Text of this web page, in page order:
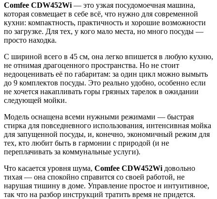
Comfee CDW452Wi — это узкая посудомоечная машина,
которая совмещает в себе всё, что нужно для современной
кухни: компактность, практичность и хорошие возможности
по загрузке. Для тех, у кого мало места, но много посуды —
просто находка.
С шириной всего в 45 см, она легко впишется в любую кухню,
не отнимая драгоценного пространства. Но не стоит
недооценивать её по габаритам: за один цикл можно вымыть
до 9 комплектов посуды. Это реально удобно, особенно если
не хочется накапливать горы грязных тарелок в ожидании
следующей мойки.
Модель оснащена всеми нужными режимами — быстрая
стирка для повседневного использования, интенсивная мойка
для запущенной посуды, и, конечно, экономичный режим для
тех, кто любит быть в гармонии с природой (и не
переплачивать за коммунальные услуги).
Что касается уровня шума, Comfee CDW452Wi довольно
тихая — она спокойно справится со своей работой, не
нарушая тишину в доме. Управление простое и интуитивное,
так что на разбор инструкций тратить время не придется.